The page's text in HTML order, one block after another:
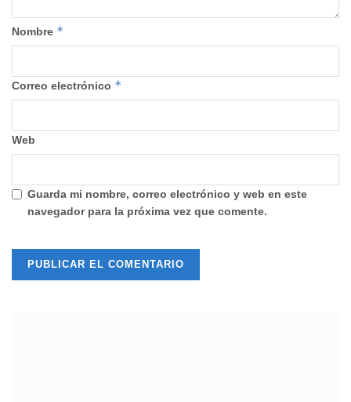
Nombre *
Correo electrónico *
Web
Guarda mi nombre, correo electrónico y web en este
navegador para la próxima vez que comente.